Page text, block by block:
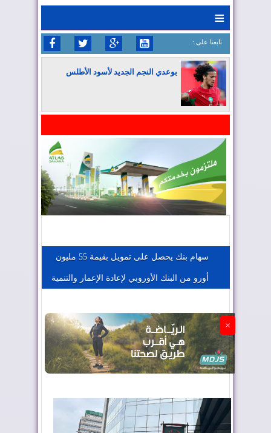
≡
: تابعنا على
بوعدي النجم الجديد لأسود الأطلس
المغرب يعزز موقعه في صناعة الطيران
الجزائر تستسلم لفرنسا
سهام بنك يحصل على تمويل بقيمة 55 مليون
أورو من البنك الأوروبي لإعادة الإعمار والتنمية
×